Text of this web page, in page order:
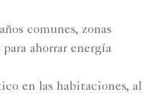
comunes, zonas
ahorrar energía
en las habitaciones, al